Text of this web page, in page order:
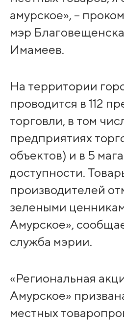
амурское», –
мэр
Имамеев.
На территории
проводится в 112
торговли, в том
предприятиях
объектов) и в 5
доступности.
производителей
зелеными
Амурское»,
служба мэрии.
«Региональная
Амурское»
местных